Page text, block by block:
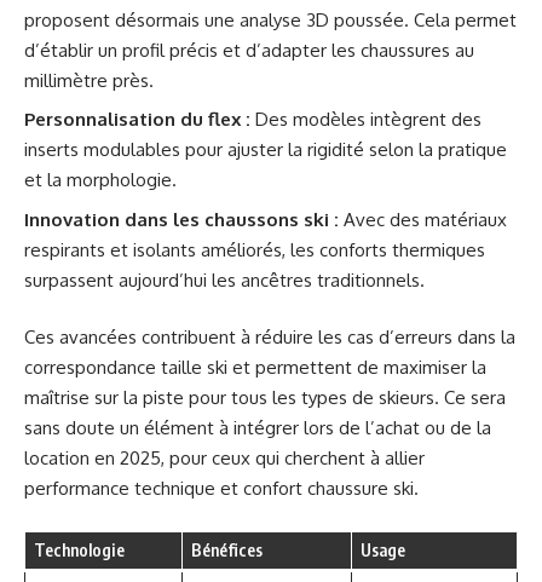
proposent désormais une analyse 3D poussée. Cela permet
d’établir un profil précis et d’adapter les chaussures au
millimètre près.
Personnalisation du flex : Des modèles intègrent des
inserts modulables pour ajuster la rigidité selon la pratique
et la morphologie.
Innovation dans les chaussons ski : Avec des matériaux
respirants et isolants améliorés, les conforts thermiques
surpassent aujourd’hui les ancêtres traditionnels.
Ces avancées contribuent à réduire les cas d’erreurs dans la
correspondance taille ski et permettent de maximiser la
maîtrise sur la piste pour tous les types de skieurs. Ce sera
sans doute un élément à intégrer lors de l’achat ou de la
location en 2025, pour ceux qui cherchent à allier
performance technique et confort chaussure ski.
Technologie Bénéfices Usage